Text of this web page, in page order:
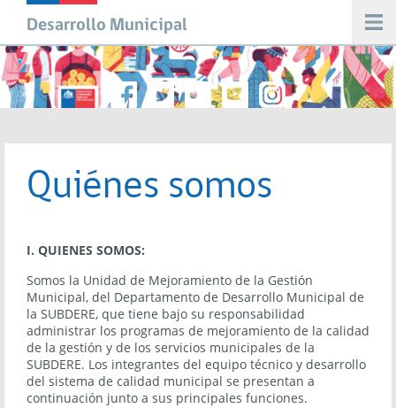
Pasar al contenido principal
Desarrollo Municipal
Usted está aquí
Quiénes somos
I. QUIENES SOMOS:
Somos la Unidad de Mejoramiento de la Gestión
Municipal, del Departamento de Desarrollo Municipal de
la SUBDERE, que tiene bajo su responsabilidad
administrar los programas de mejoramiento de la calidad
de la gestión y de los servicios municipales de la
SUBDERE. Los integrantes del equipo técnico y desarrollo
del sistema de calidad municipal se presentan a
continuación junto a sus principales funciones.